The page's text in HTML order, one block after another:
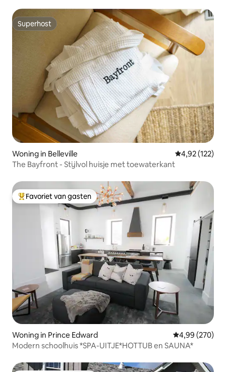
Superhost
Superhost
Woning in Belleville Gemiddelde
4,92 (122)
The Bayfront - Stijlvol huisje met toewaterkant
Topfavoriet van gasten
Favoriet van gasten
Woning in Prince Edward Gemiddelde
4,99 (270)
Modern schoolhuis *SPA-UITJE*HOTTUB en SAUNA*